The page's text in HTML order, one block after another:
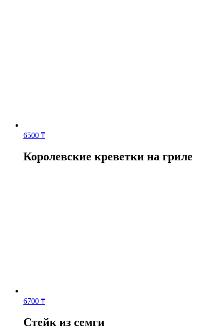
6500 ₸
Королевские креветки на гриле
6700 ₸
Стейк из семги